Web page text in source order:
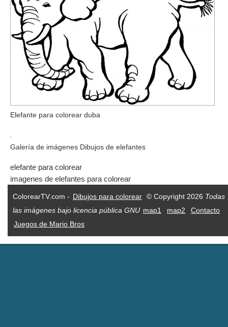
Elefante para colorear duba
Galería de imágenes Dibujos de elefantes
elefante para colorear
imagenes de elefantes para colorear
ColorearTV.com - Dibujos para colorear © Copyright 2026 Todas
las imágenes bajo licencia pública GNU map1 map2
Contacto
Juegos de Mario Bros